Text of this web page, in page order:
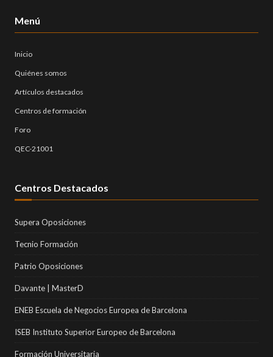
Menú
Inicio
Quiénes somos
Artículos destacados
Centros de formación
Foro
QEC-21001
Centros Destacados
Supera Oposiciones
Tecnio Formación
Patrio Oposiciones
Davante | MasterD
ENEB Escuela de Negocios Europea de Barcelona
ISEB Instituto Superior Europeo de Barcelona
Formación Universitaria